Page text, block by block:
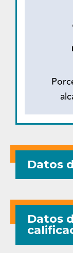
Datos
Datos